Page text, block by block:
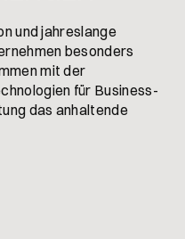
und jahreslange
besonders
mit der
für Business-
das anhaltende